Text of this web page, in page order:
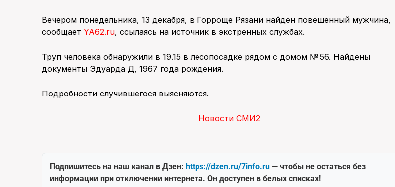
Вечером понедельника, 13 декабря, в Горроще Рязани найден повешенный мужчина,
сообщает YA62.ru, ссылаясь на источник в экстренных службах.
Труп человека обнаружили в 19.15 в лесопосадке рядом с домом № 56. Найдены
документы Эдуарда Д, 1967 года рождения.
Подробности случившегося выясняются.
Новости СМИ2
Подпишитесь на наш канал в Дзен: https://dzen.ru/7info.ru — чтобы не остаться без
информации при отключении интернета. Он доступен в белых списках!